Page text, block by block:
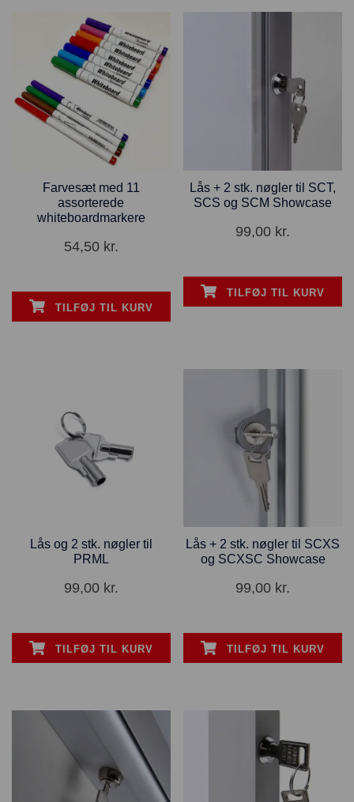
Farvesæt med 11
assorterede
whiteboardmarkere
54,50 kr.
TILFØJ TIL KURV
Lås + 2 stk. nøgler til SCT,
SCS og SCM Showcase
99,00 kr.
TILFØJ TIL KURV
Lås og 2 stk. nøgler til
PRML
99,00 kr.
TILFØJ TIL KURV
Lås + 2 stk. nøgler til SCXS
og SCXSC Showcase
99,00 kr.
TILFØJ TIL KURV